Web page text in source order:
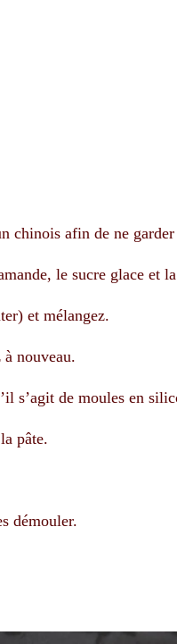
chinois afin de ne
le sucre glace et
et mélangez.
nouveau.
s’agit de moules en
pâte.
démouler.